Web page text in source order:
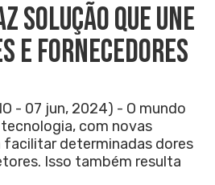
SOLUÇÃO QUE UNE
E FORNECEDORES
- 07 jun, 2024) - O mundo
com novas
facilitar determinadas dores
Isso também resulta